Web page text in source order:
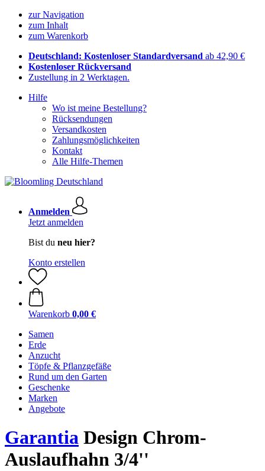
zur Navigation
zum Inhalt
zum Warenkorb
Deutschland: Kostenloser Standardversand ab 42,90 €
Kostenloser Rückversand
Zustellung in 2 Werktagen.
Hilfe
Wo ist meine Bestellung?
Rücksendungen
Versandkosten
Zahlungsmöglichkeiten
Kontakt
Alle Hilfe-Themen
Anmelden
Jetzt anmelden
Bist du neu hier?
Konto erstellen
Warenkorb 0,00 €
Samen
Erde
Anzucht
Töpfe & Pflanzgefäße
Rund um den Garten
Geschenke
Marken
Angebote
Garantia Design Chrom-
Auslaufhahn 3/4''